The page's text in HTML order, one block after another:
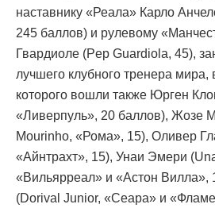
наставнику «Реала» Карло
245 баллов) и рулевому
Гвардиоле (Pep Guardiola, 45),
лучшего клубного тренера мира,
которого вошли также Юрген
«Ливерпуль», 20 баллов), Жозе
Mourinho, «Рома», 15), Оливер
«Айнтрахт», 15), Унаи Эмери
«Вильярреал» и «Астон
(Dorival Junior, «Сеара» и